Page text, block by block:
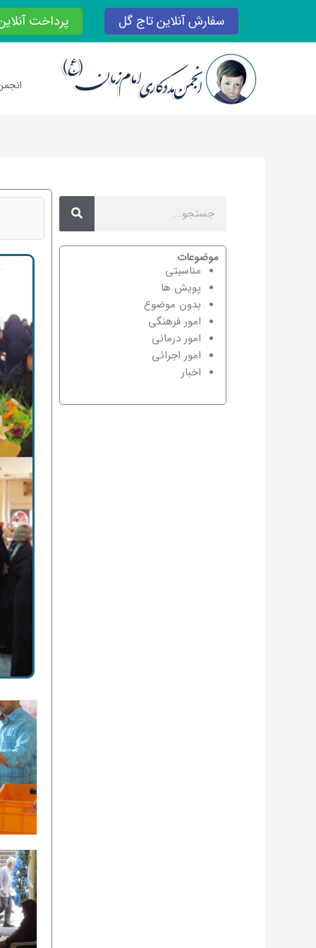
محتوا
سفارش آنلاین تاج گل پرداخت
Search
موضوعات
مناسبتی
پویش ها
بدون موضوع
امور فرهنگی
امور درمانی
امور اجرائی
اخبار